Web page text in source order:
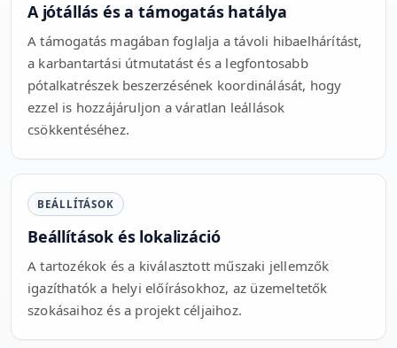
A jótállás és a támogatás hatálya
A támogatás magában foglalja a távoli hibaelhárítást,
a karbantartási útmutatást és a legfontosabb
pótalkatrészek beszerzésének koordinálását, hogy
ezzel is hozzájáruljon a váratlan leállások
csökkentéséhez.
BEÁLLÍTÁSOK
Beállítások és lokalizáció
A tartozékok és a kiválasztott műszaki jellemzők
igazíthatók a helyi előírásokhoz, az üzemeltetők
szokásaihoz és a projekt céljaihoz.